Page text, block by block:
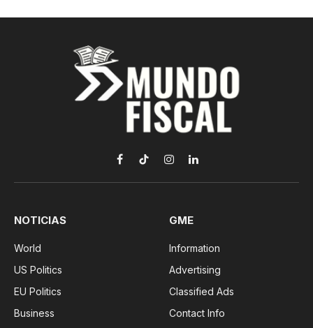
Facebook
TikTokInstagramLinkedIn
NOTICIAS
World
US Politics
EU Politics
Business
GME
Information
Advertising
Classified Ads
Contact Info